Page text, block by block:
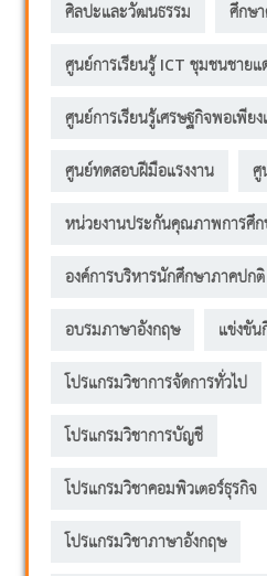
ศิลปะและวัฒนธรรม ศึกษ
ศูนย์การเรียนรู้ ICT ชุมชนชายแ
ศูนย์การเรียนรู้เศรษฐกิจพอเพีย
ศูนย์ทดสอบฝีมือแรงงาน ศู
หน่วยงานประกันคุณภาพการศึก
องค์การบริหารนักศึกษาภาคปกติ
อบรมภาษาอังกฤษ แข่งขัน
โปรแกรมวิชาการจัดการทั่วไป
โปรแกรมวิชาการบัญชี
โปรแกรมวิชาคอมพิวเตอร์ธุรกิจ
โปรแกรมวิชาภาษาอังกฤษ